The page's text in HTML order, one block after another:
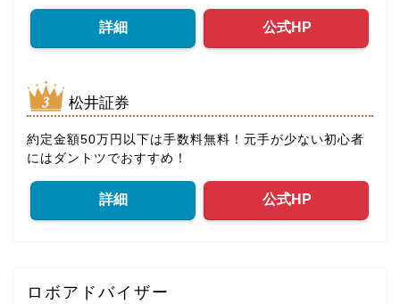
詳細 公式HP
松井証券
約定金額50万円以下は手数料無料！元手が少ない初心者
にはダントツでおすすめ！
詳細 公式HP
ロボアドバイザー